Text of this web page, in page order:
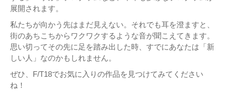
展開されます。
私たちが向かう先はまだ見えない。それでも耳を澄ますと、
街のあちこちからワクワクするような音が聞こえてきます。
思い切ってその先に足を踏み出した時、すでにあなたは「新
しい人」なのかもしれません。
ぜひ、F/T18でお気に入りの作品を見つけてみてください
ね！